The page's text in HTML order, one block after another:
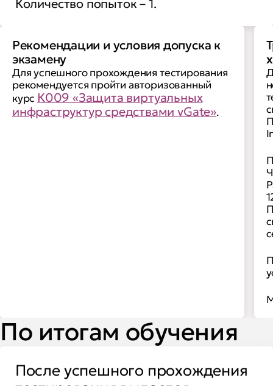
Количество попыток – 1.
Рекомендации и условия допуска к
экзамену
Для успешного прохождения тестирования
рекомендуется пройти авторизованный
курс К009 «Защита виртуальных
инфраструктур средствами vGate».
По итогам обучения
После успешного прохождения